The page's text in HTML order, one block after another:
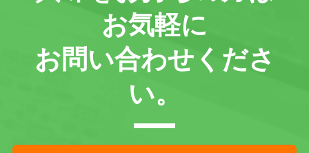
お気軽に
お問い合わせくださ
い。